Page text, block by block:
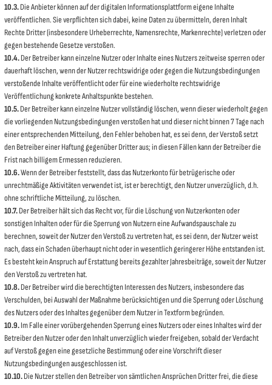
10.3.Die Anbieter können auf der digitalen Informationsplattform eigene Inhalte
veröffentlichen. Sie verpflichten sich dabei, keine Daten zu übermitteln, deren Inhalt
Rechte Dritter (insbesondere Urheberrechte, Namensrechte, Markenrechte) verletzen oder
gegen bestehende Gesetze verstoßen.
10.4.Der Betreiber kann einzelne Nutzer oder Inhalte eines Nutzers zeitweise sperren oder
dauerhaft löschen, wenn der Nutzer rechtswidrige oder gegen die Nutzungsbedingungen
verstoßende Inhalte veröffentlicht oder für eine wiederholte rechtswidrige
Veröffentlichung konkrete Anhaltspunkte bestehen.
10.5.Der Betreiber kann einzelne Nutzer vollständig löschen, wenn dieser wiederholt gegen
die vorliegenden Nutzungsbedingungen verstoßen hat und dieser nicht binnen 7 Tage nach
einer entsprechenden Mitteilung, den Fehler behoben hat, es sei denn, der Verstoß setzt
den Betreiber einer Haftung gegenüber Dritter aus; in diesen Fällen kann der Betreiber die
Frist nach billigem Ermessen reduzieren.
10.6.Wenn der Betreiber feststellt, dass das Nutzerkonto für betrügerische oder
unrechtmäßige Aktivitäten verwendet ist, ist er berechtigt, den Nutzer unverzüglich, d.h.
ohne schriftliche Mitteilung, zu löschen.
10.7.Der Betreiber hält sich das Recht vor, für die Löschung von Nutzerkonten oder
sonstigen Inhalten oder für die Sperrung von Nutzern eine Aufwandspauschale zu
berechnen, soweit der Nutzer den Verstoß zu vertreten hat, es sei denn, der Nutzer weist
nach, dass ein Schaden überhaupt nicht oder in wesentlich geringerer Höhe entstanden ist.
Es besteht kein Anspruch auf Erstattung bereits gezahlter Jahresbeiträge, soweit der Nutzer
den Verstoß zu vertreten hat.
10.8.Der Betreiber wird die berechtigten Interessen des Nutzers, insbesondere das
Verschulden, bei Auswahl der Maßnahme berücksichtigen und die Sperrung oder Löschung
des Nutzers oder des Inhaltes gegenüber dem Nutzer in Textform begründen.
10.9.Im Falle einer vorübergehenden Sperrung eines Nutzers oder eines Inhaltes wird der
Betreiber den Nutzer oder den Inhalt unverzüglich wieder freigeben, sobald der Verdacht
auf Verstoß gegen eine gesetzliche Bestimmung oder eine Vorschrift dieser
Nutzungsbedingungen ausgeschlossen ist.
10.10.Die Nutzer stellen den Betreiber von sämtlichen Ansprüchen Dritter frei, die diese